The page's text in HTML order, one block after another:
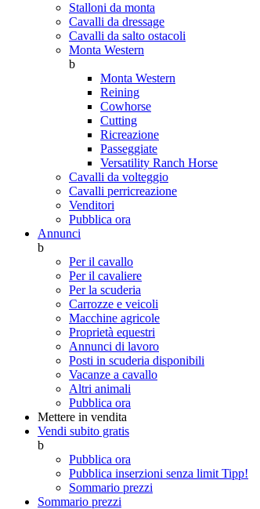
Stalloni da monta
Cavalli da dressage
Cavalli da salto ostacoli
Monta Western
b
Monta Western
Reining
Cowhorse
Cutting
Ricreazione
Passeggiate
Versatility Ranch Horse
Cavalli da volteggio
Cavalli perricreazione
Venditori
Pubblica ora
Annunci
b
Per il cavallo
Per il cavaliere
Per la scuderia
Carrozze e veicoli
Macchine agricole
Proprietà equestri
Annunci di lavoro
Posti in scuderia disponibili
Vacanze a cavallo
Altri animali
Pubblica ora
Mettere in vendita
Vendi subito gratis
b
Pubblica ora
Pubblica inserzioni senza limit Tipp!
Sommario prezzi
Sommario prezzi